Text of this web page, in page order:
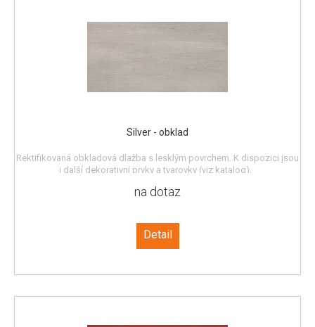
Silver - obklad
Rektifikovaná obkladová dlažba s lesklým povrchem. K dispozici jsou
i další dekorativní prvky a tvarovky (viz katalog).
na dotaz
Detail